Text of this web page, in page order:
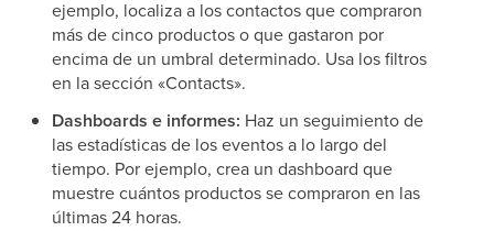
ejemplo, localiza a los contactos que compraron
más de cinco productos o que gastaron por
encima de un umbral determinado. Usa los filtros
en la sección «Contacts».
Dashboards e informes: Haz un seguimiento de
las estadísticas de los eventos a lo largo del
tiempo. Por ejemplo, crea un dashboard que
muestre cuántos productos se compraron en las
últimas 24 horas.